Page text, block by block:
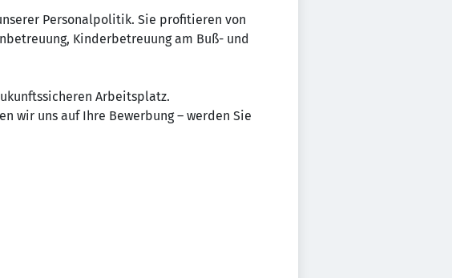
Personalpolitik. Sie profitieren von
Kinderbetreuung am Buß- und
Arbeitsplatz.
wir uns auf Ihre Bewerbung – werden Sie